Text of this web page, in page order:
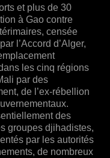
et plus de 30
à Gao contre
censée
l’Accord d’Alger,
les cinq régions
par des
de l’ex-rébellion
des
groupes djihadistes,
par les autorités
de nombreux